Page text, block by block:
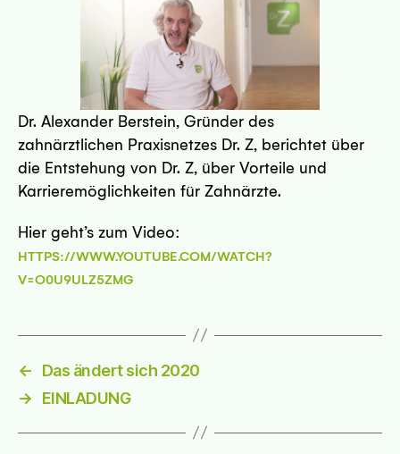
Dr. Alexander Berstein, Gründer des
zahnärztlichen Praxisnetzes Dr. Z, berichtet über
die Entstehung von Dr. Z, über Vorteile und
Karrieremöglichkeiten für Zahnärzte.
Hier geht’s zum Video:
HTTPS://WWW.YOUTUBE.COM/WATCH?
V=O0U9ULZ5ZMG
←
Das ändert sich 2020
→
EINLADUNG